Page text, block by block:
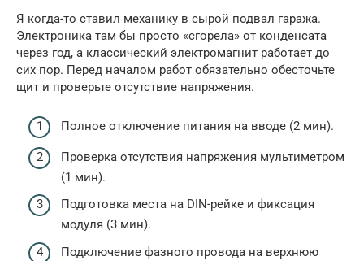
Я когда-то ставил механику в сырой подвал гаража.
Электроника там бы просто «сгорела» от конденсата
через год, а классический электромагнит работает до
сих пор. Перед началом работ обязательно обесточьте
щит и проверьте отсутствие напряжения.
Полное отключение питания на вводе (2 мин).
Проверка отсутствия напряжения мультиметром
(1 мин).
Подготовка места на DIN-рейке и фиксация
модуля (3 мин).
Подключение фазного провода на верхнюю